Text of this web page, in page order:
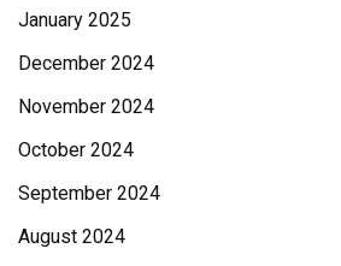
January 2025
December 2024
November 2024
October 2024
September 2024
August 2024